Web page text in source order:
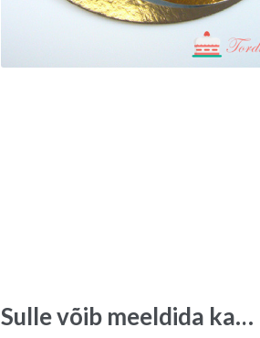
Sulle võib meeldida ka…